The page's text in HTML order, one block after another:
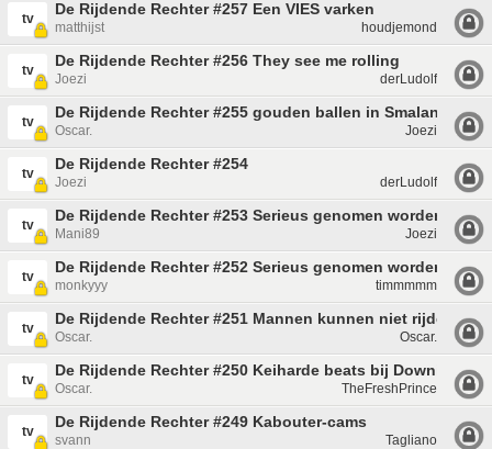
tv
De Rijdende Rechter #257 Een VIES varken
matthijst houdjemond
tv
De Rijdende Rechter #256 They see me rolling
Joezi derLudolf
tv
De Rijdende Rechter #255 gouden ballen in Smaland
Oscar. Joezi
tv
De Rijdende Rechter #254
Joezi derLudolf
tv
De Rijdende Rechter #253 Serieus genomen worden door
Mani89 Joezi
tv
De Rijdende Rechter #252 Serieus genomen worden door
monkyyy timmmmm
tv
De Rijdende Rechter #251 Mannen kunnen niet rijden
Oscar. Oscar.
tv
De Rijdende Rechter #250 Keiharde beats bij Downie
Oscar. TheFreshPrince
tv
De Rijdende Rechter #249 Kabouter-cams
svann Tagliano